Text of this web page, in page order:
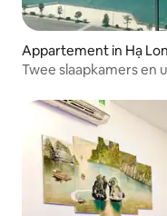
Appartement in Hạ
Twee slaapkamers en